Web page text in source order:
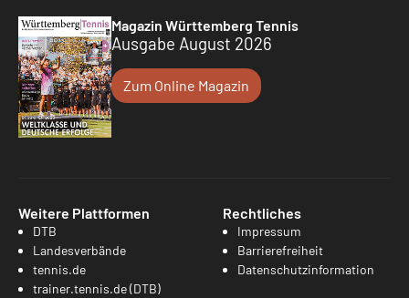
Magazin Württemberg Tennis
Ausgabe August 2026
Zum Online Magazin
Weitere Plattformen
DTB
Landesverbände
tennis.de
trainer.tennis.de (DTB)
Rechtliches
Impressum
Barrierefreiheit
Datenschutzinformation